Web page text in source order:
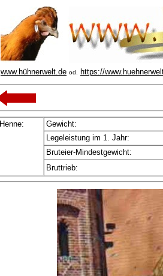
www.hühnerwelt.de od. https://
Henne:
Gewicht:
Legeleistung im 1. Jahr:
Bruteier-Mindestgewicht:
Bruttrieb: